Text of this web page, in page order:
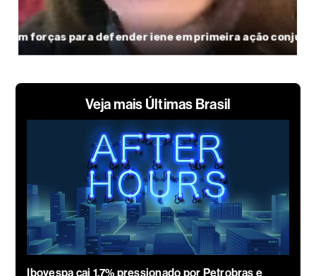
Veja mais Últimas Brasil
Ibovespa cai 1,7% pressionado por Petrobras e